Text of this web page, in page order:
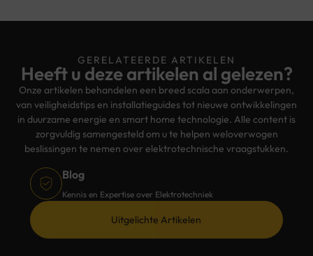
GERELATEERDE ARTIKELEN
Heeft u deze artikelen al gelezen?
Onze artikelen behandelen een breed scala aan onderwerpen,
van veiligheidstips en installatieguides tot nieuwe ontwikkelingen
in duurzame energie en smart home technologie. Alle content is
zorgvuldig samengesteld om u te helpen weloverwogen
beslissingen te nemen over elektrotechnische vraagstukken.
Blog
Kennis en Expertise over Elektrotechniek
Uitgelichte Artikelen